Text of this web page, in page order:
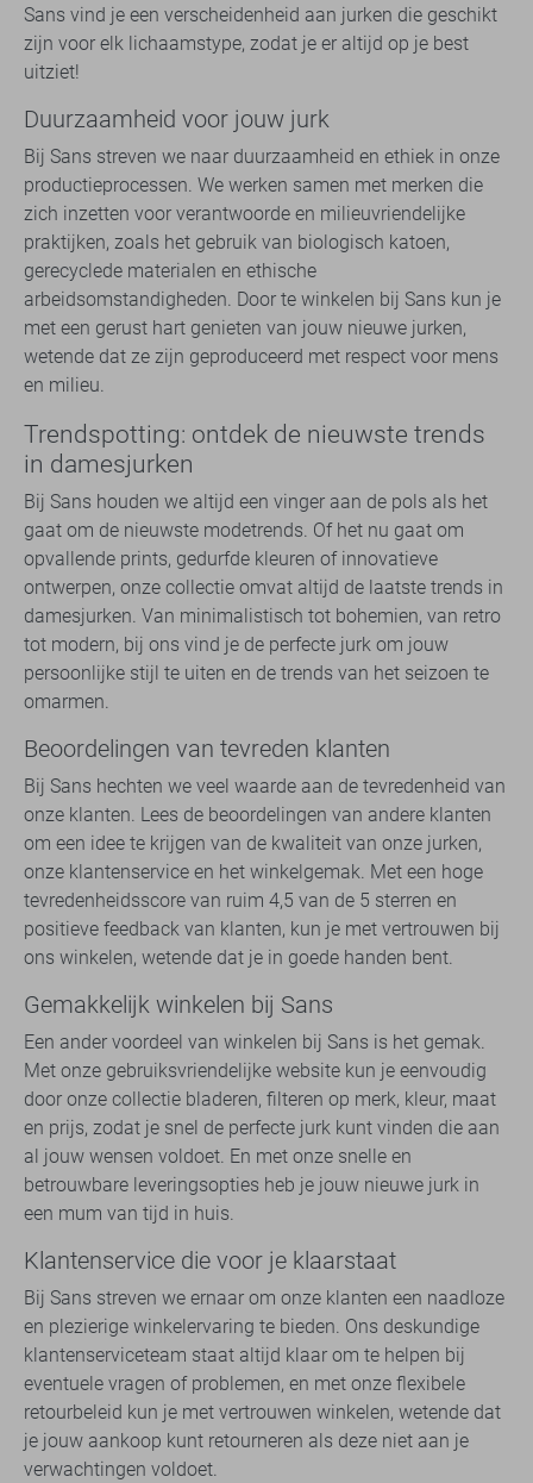
Sans vind je een verscheidenheid aan jurken die geschikt
zijn voor elk lichaamstype, zodat je er altijd op je best
uitziet!
Duurzaamheid voor jouw jurk
Bij Sans streven we naar duurzaamheid en ethiek in onze
productieprocessen. We werken samen met merken die
zich inzetten voor verantwoorde en milieuvriendelijke
praktijken, zoals het gebruik van biologisch katoen,
gerecyclede materialen en ethische
arbeidsomstandigheden. Door te winkelen bij Sans kun je
met een gerust hart genieten van jouw nieuwe jurken,
wetende dat ze zijn geproduceerd met respect voor mens
en milieu.
Trendspotting: ontdek de nieuwste trends
in damesjurken
Bij Sans houden we altijd een vinger aan de pols als het
gaat om de nieuwste modetrends. Of het nu gaat om
opvallende prints, gedurfde kleuren of innovatieve
ontwerpen, onze collectie omvat altijd de laatste trends in
damesjurken. Van minimalistisch tot bohemien, van retro
tot modern, bij ons vind je de perfecte jurk om jouw
persoonlijke stijl te uiten en de trends van het seizoen te
omarmen.
Beoordelingen van tevreden klanten
Bij Sans hechten we veel waarde aan de tevredenheid van
onze klanten. Lees de beoordelingen van andere klanten
om een idee te krijgen van de kwaliteit van onze jurken,
onze klantenservice en het winkelgemak. Met een hoge
tevredenheidsscore van ruim 4,5 van de 5 sterren en
positieve feedback van klanten, kun je met vertrouwen bij
ons winkelen, wetende dat je in goede handen bent.
Gemakkelijk winkelen bij Sans
Een ander voordeel van winkelen bij Sans is het gemak.
Met onze gebruiksvriendelijke website kun je eenvoudig
door onze collectie bladeren, filteren op merk, kleur, maat
en prijs, zodat je snel de perfecte jurk kunt vinden die aan
al jouw wensen voldoet. En met onze snelle en
betrouwbare leveringsopties heb je jouw nieuwe jurk in
een mum van tijd in huis.
Klantenservice die voor je klaarstaat
Bij Sans streven we ernaar om onze klanten een naadloze
en plezierige winkelervaring te bieden. Ons deskundige
klantenserviceteam staat altijd klaar om te helpen bij
eventuele vragen of problemen, en met onze flexibele
retourbeleid kun je met vertrouwen winkelen, wetende dat
je jouw aankoop kunt retourneren als deze niet aan je
verwachtingen voldoet.